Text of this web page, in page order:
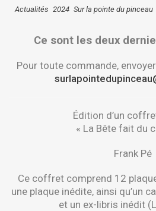
Actualités 2024 Sur la pointe du pinceau
Ce sont les deux
Pour toute commande,
Édition d’un
« La Bête fait du
Frank Pé
Ce coffret comprend 12
une plaque inédite, ainsi qu’un
et un ex-libris inédit